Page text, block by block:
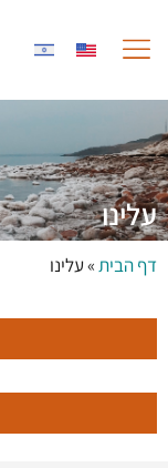
עלינו
דף הבית»עלינו